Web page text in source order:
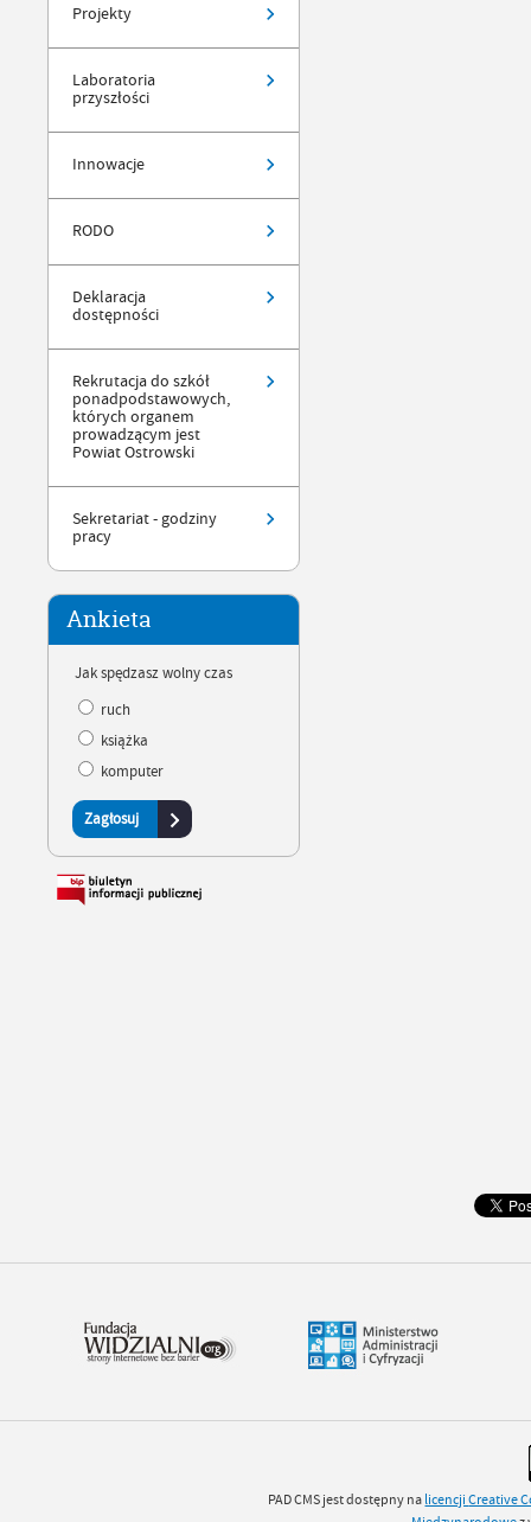
Projekty
Laboratoria
przyszłości
Innowacje
RODO
Deklaracja
dostępności
Rekrutacja do szkół
ponadpodstawowych,
których organem
prowadzącym jest
Powiat Ostrowski
Sekretariat - godziny
pracy
Ankieta
Jak spędzasz wolny czas
ruch
książka
komputer
PAD CMS jest dostępny na licencjiCreative